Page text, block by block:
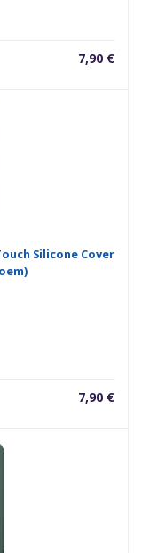
7,90 €
Silicone Cover
7,90 €